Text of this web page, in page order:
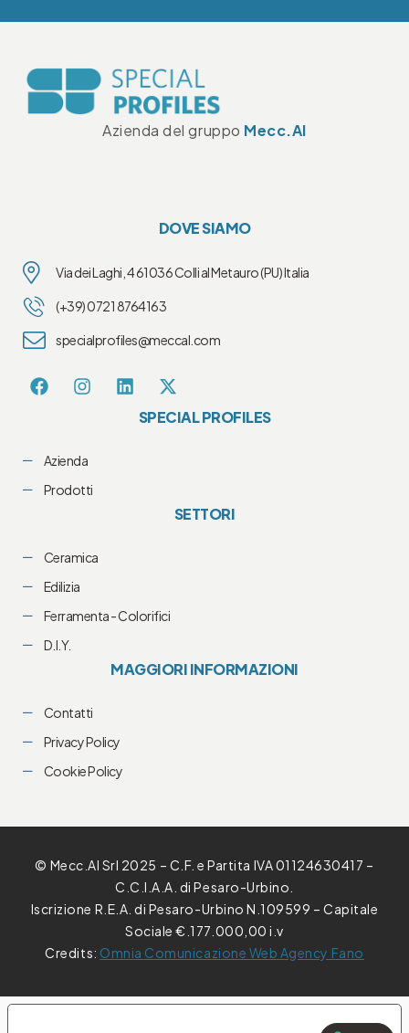
Azienda del gruppo Mecc.Al
DOVE SIAMO
Via dei Laghi, 4 61036 Colli al Metauro (PU) Italia
(+39) 0721 8764163
specialprofiles@meccal.com
SPECIAL PROFILES
Azienda
Prodotti
SETTORI
Ceramica
Edilizia
Ferramenta - Colorifici
D.I.Y.
MAGGIORI INFORMAZIONI
Contatti
Privacy Policy
Cookie Policy
© Mecc.Al Srl 2025 – C.F. e Partita IVA 01124630417 –
C.C.I.A.A. di Pesaro-Urbino.
Iscrizione R.E.A. di Pesaro-Urbino N.109599 – Capitale
Sociale €.177.000,00 i.v
Credits: Omnia Comunicazione Web Agency Fano
TUE PREFERENZE RELATIVE ALLA PRIVACY